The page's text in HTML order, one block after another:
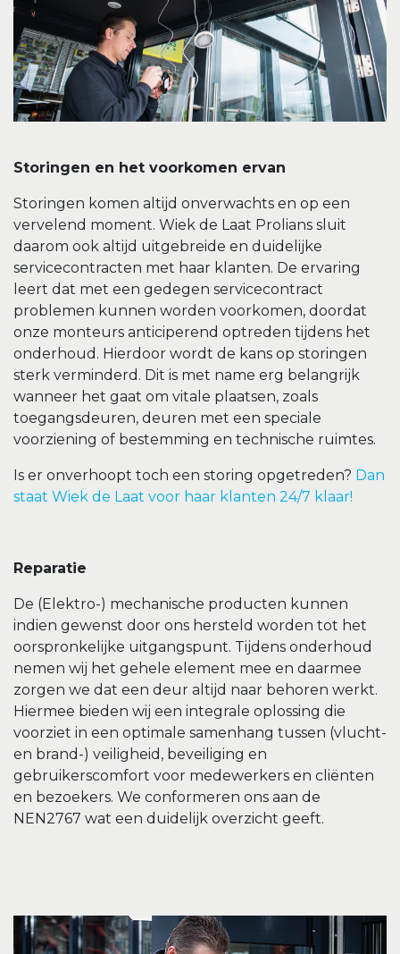
Storingen en het voorkomen ervan
Storingen komen altijd onverwachts en op een
vervelend moment. Wiek de Laat Prolians sluit
daarom ook altijd uitgebreide en duidelijke
servicecontracten met haar klanten. De ervaring
leert dat met een gedegen servicecontract
problemen kunnen worden voorkomen, doordat
onze monteurs anticiperend optreden tijdens het
onderhoud. Hierdoor wordt de kans op storingen
sterk verminderd. Dit is met name erg belangrijk
wanneer het gaat om vitale plaatsen, zoals
toegangsdeuren, deuren met een speciale
voorziening of bestemming en technische ruimtes.
Is er onverhoopt toch een storing opgetreden? Dan
staat Wiek de Laat voor haar klanten 24/7 klaar!
Reparatie
De (Elektro-) mechanische producten kunnen
indien gewenst door ons hersteld worden tot het
oorspronkelijke uitgangspunt. Tijdens onderhoud
nemen wij het gehele element mee en daarmee
zorgen we dat een deur altijd naar behoren werkt.
Hiermee bieden wij een integrale oplossing die
voorziet in een optimale samenhang tussen (vlucht-
en brand-) veiligheid, beveiliging en
gebruikerscomfort voor medewerkers en cliënten
en bezoekers. We conformeren ons aan de
NEN2767 wat een duidelijk overzicht geeft.